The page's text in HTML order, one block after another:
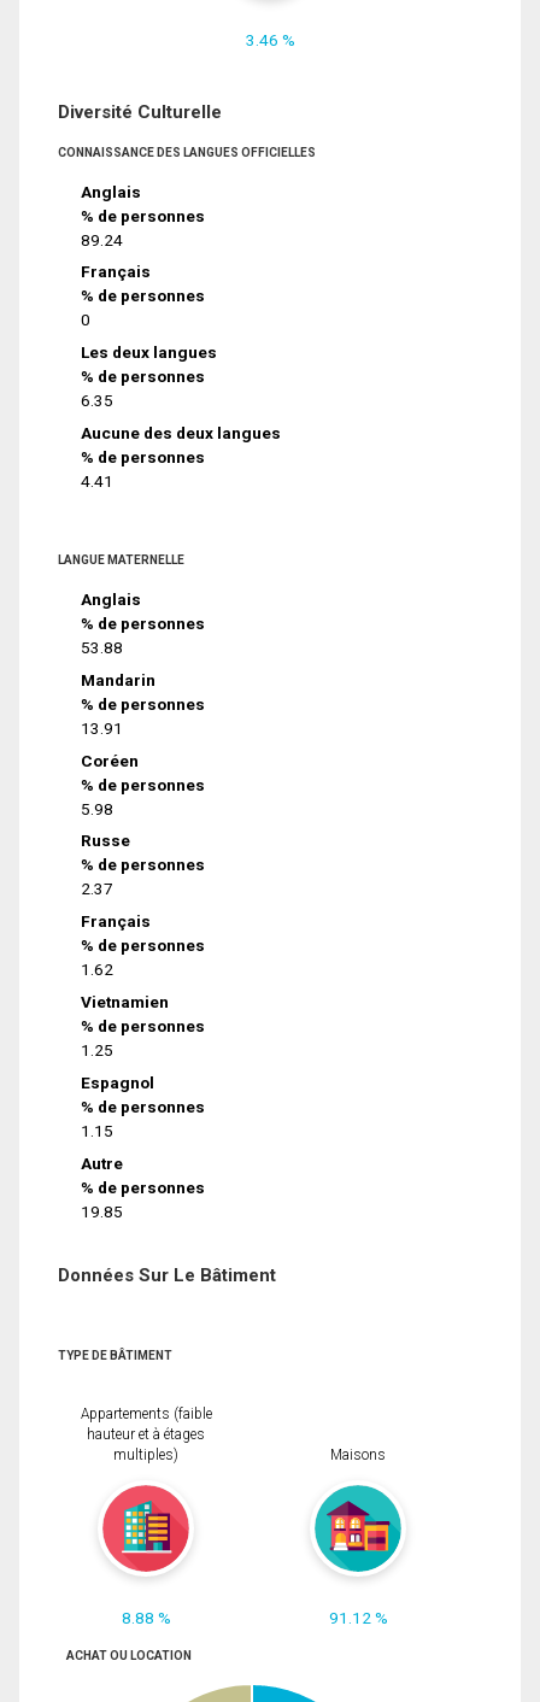
3.46 %
Diversité Culturelle
CONNAISSANCE DES LANGUES OFFICIELLES
Anglais
% de personnes
89.24
Français
% de personnes
0
Les deux langues
% de personnes
6.35
Aucune des deux langues
% de personnes
4.41
LANGUE MATERNELLE
Anglais
% de personnes
53.88
Mandarin
% de personnes
13.91
Coréen
% de personnes
5.98
Russe
% de personnes
2.37
Français
% de personnes
1.62
Vietnamien
% de personnes
1.25
Espagnol
% de personnes
1.15
Autre
% de personnes
19.85
Données Sur Le Bâtiment
TYPE DE BÂTIMENT
Appartements (faible
hauteur et à étages
multiples)
8.88 %
Maisons
91.12 %
ACHAT OU LOCATION